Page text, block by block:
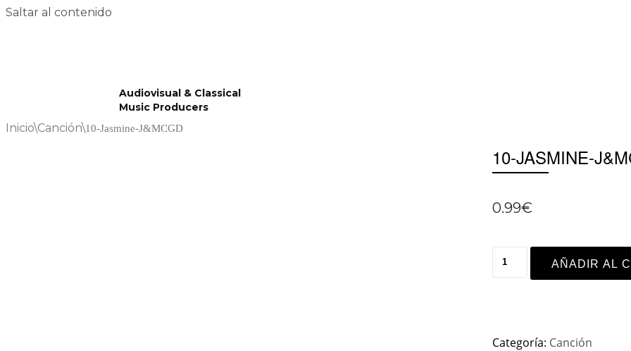
Saltar al contenido
Audiovisual & Classical
Music Producers
Inicio\Canción\10-Jasmine-J&MCGD
10-JASMINE-
0.99€
AÑADIR AL
Categoría: Canción